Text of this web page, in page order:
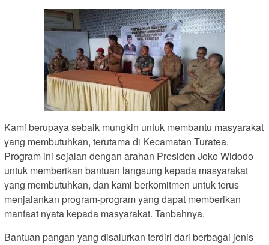
Kami berupaya sebaik mungkin untuk membantu masyarakat
yang membutuhkan, terutama di Kecamatan Turatea.
Program ini sejalan dengan arahan Presiden Joko Widodo
untuk memberikan bantuan langsung kepada masyarakat
yang membutuhkan, dan kami berkomitmen untuk terus
menjalankan program-program yang dapat memberikan
manfaat nyata kepada masyarakat. Tanbahnya.
Bantuan pangan yang disalurkan terdiri dari berbagai jenis